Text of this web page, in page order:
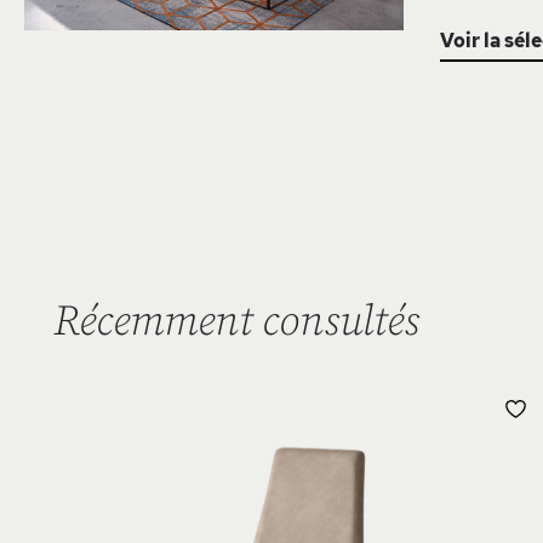
Voir la
Récemment consultés